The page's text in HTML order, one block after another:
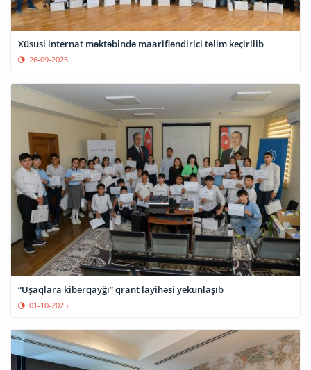
Xüsusi internat məktəbində maarifləndirici təlim keçirilib
26-09-2025
“Uşaqlara kiberqayğı” qrant layihəsi yekunlaşıb
01-10-2025